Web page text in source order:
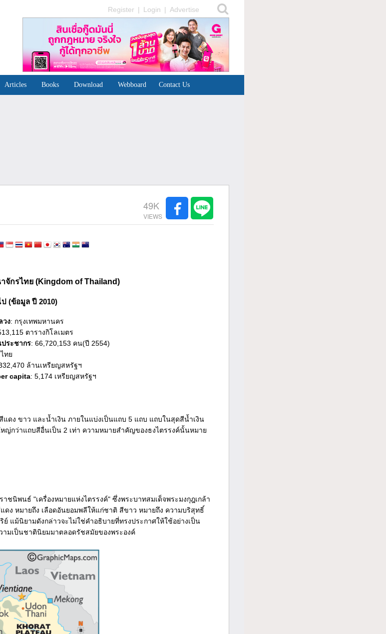
Register | Login | Advertise
Articles Books Download Webboard Contact Us
49K
จักรไทย (Kingdom of Thailand)
(ข้อมูล ปี 2010)
วง: กรุงเทพมหานคร
ตารางกิโลเมตร
ระชากร: 66,720,153 คน(ปี 2554)
ทย
ล้านเหรียญสหรัฐฯ
capita: 5,174 เหรียญสหรัฐฯ
ดง ขาว และน้ำเงิน ภายในแบ่งเป็นแถบ 5 แถบ แถบในสุดสีน้ำเงิน
กว่าแถบสีอื่นเป็น 2 เท่า ความหมายสำคัญของธงไตรรงค์นั้นหมาย
ชนิพนธ์ "เครื่องหมายแห่งไตรรงค์" ซึ่งพระบาทสมเด็จพระมงกุฎเกล้า
ดง หมายถึง เลือดอันยอมพลีให้แก่ชาติ สีขาว หมายถึง ความบริสุทธิ์
แม้นิยามดังกล่าวจะไม่ใช่คำอธิบายที่ทรงประกาศให้ใช้อย่างเป็น
ามเป็นชาตินิยมมาตลอดรัชสมัยของพระองค์